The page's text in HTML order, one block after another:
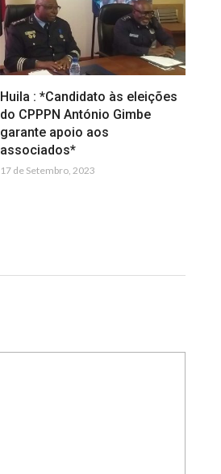
Huila : *Candidato às eleições
do CPPPN António Gimbe
garante apoio aos
associados*
17 de Setembro, 2023